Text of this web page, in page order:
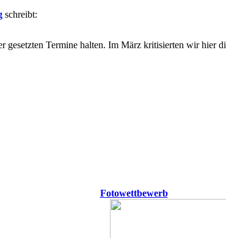
schreibt:
gesetzten Termine halten. Im März kritisierten wir hier
Fotowettbewerb